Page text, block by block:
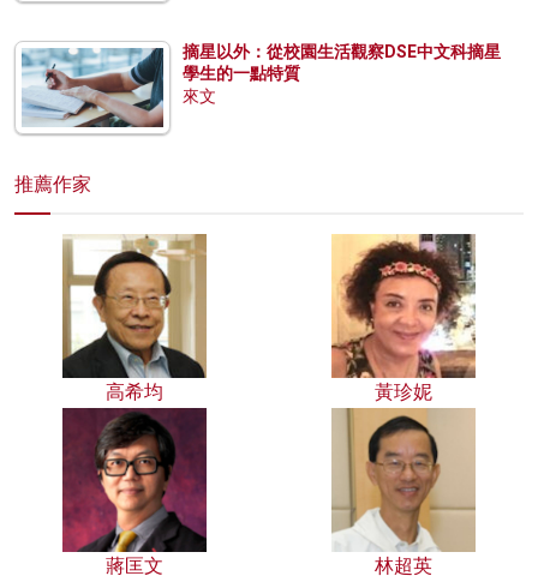
摘星以外：從校園生活觀察DSE中文科摘星
學生的一點特質
來文
推薦作家
高希均 黃珍妮
蔣匡文 林超英